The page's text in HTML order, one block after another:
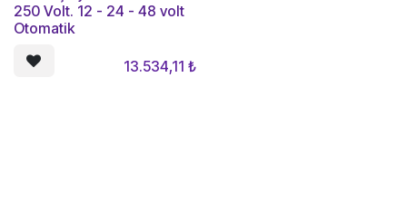
250 Volt. 12 - 24 - 48 volt
Otomatik
13.534,11 ₺